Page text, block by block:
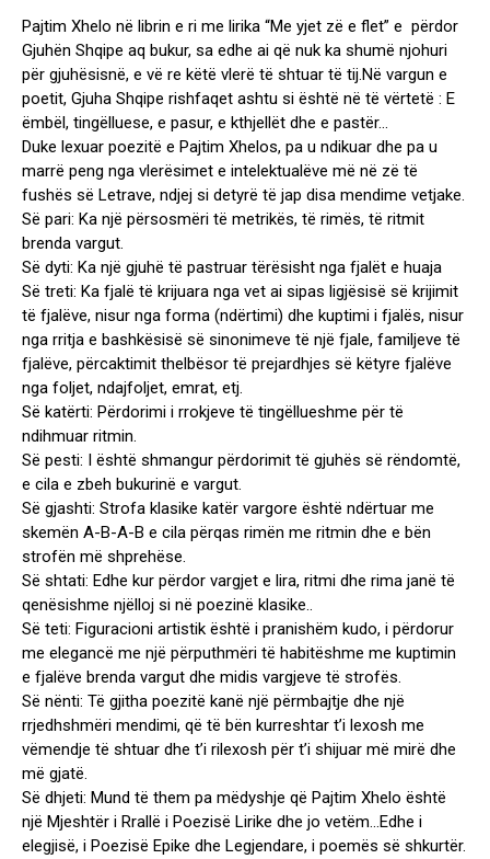
Pajtim Xhelo në librin e ri me lirika “Me yjet zë e flet” e përdor
Gjuhën Shqipe aq bukur, sa edhe ai që nuk ka shumë njohuri
për gjuhësisnë, e vë re këtë vlerë të shtuar të tij.Në vargun e
poetit, Gjuha Shqipe rishfaqet ashtu si është në të vërtetë : E
ëmbël, tingëlluese, e pasur, e kthjellët dhe e pastër…
Duke lexuar poezitë e Pajtim Xhelos, pa u ndikuar dhe pa u
marrë peng nga vlerësimet e intelektualëve më në zë të
fushës së Letrave, ndjej si detyrë të jap disa mendime vetjake.
Së pari: Ka një përsosmëri të metrikës, të rimës, të ritmit
brenda vargut.
Së dyti: Ka një gjuhë të pastruar tërësisht nga fjalët e huaja
Së treti: Ka fjalë të krijuara nga vet ai sipas ligjësisë së krijimit
të fjalëve, nisur nga forma (ndërtimi) dhe kuptimi i fjalës, nisur
nga rritja e bashkësisë së sinonimeve të një fjale, familjeve të
fjalëve, përcaktimit thelbësor të prejardhjes së këtyre fjalëve
nga foljet, ndajfoljet, emrat, etj.
Së katërti: Përdorimi i rrokjeve të tingëllueshme për të
ndihmuar ritmin.
Së pesti: I është shmangur përdorimit të gjuhës së rëndomtë,
e cila e zbeh bukurinë e vargut.
Së gjashti: Strofa klasike katër vargore është ndërtuar me
skemën A-B-A-B e cila përqas rimën me ritmin dhe e bën
strofën më shprehëse.
Së shtati: Edhe kur përdor vargjet e lira, ritmi dhe rima janë të
qenësishme njëlloj si në poezinë klasike..
Së teti: Figuracioni artistik është i pranishëm kudo, i përdorur
me elegancë me një përputhmëri të habitëshme me kuptimin
e fjalëve brenda vargut dhe midis vargjeve të strofës.
Së nënti: Të gjitha poezitë kanë një përmbajtje dhe një
rrjedhshmëri mendimi, që të bën kurreshtar t’i lexosh me
vëmendje të shtuar dhe t’i rilexosh për t’i shijuar më mirë dhe
më gjatë.
Së dhjeti: Mund të them pa mëdyshje që Pajtim Xhelo është
një Mjeshtër i Rrallë i Poezisë Lirike dhe jo vetëm…Edhe i
elegjisë, i Poezisë Epike dhe Legjendare, i poemës së shkurtër.